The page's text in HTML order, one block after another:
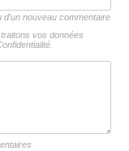
nouveau commentaire
vos données